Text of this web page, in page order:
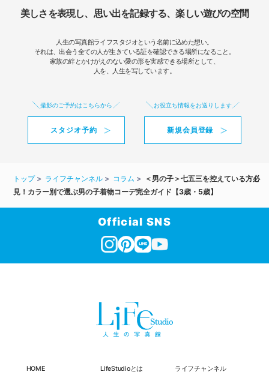
美しさを表現し、思い出を記録する、楽しい遊びの空間
人生の写真館ライフスタジオという名前に込めた想い。
それは、出会う全ての人が生きている証を確認できる場所になること。
家族の絆とかけがえのない愛の形を実感できる場所として、
人を、人生を写しています。
撮影のご予約はこちらから
スタジオ予約
お役立ち情報をお送りします
新規会員登録
トップ ライフチャンネル コラム
＜男の子＞七五三を控えている方必
見！カラー別で選ぶ男の子着物コーデ完全ガイド【3歳・5歳】
Official SNS
HOME LifeStudioとは ライフチャンネル